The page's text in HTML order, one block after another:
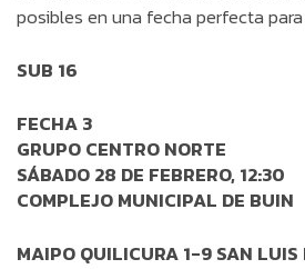
posibles en una fecha perfecta
SUB 16
FECHA 3
GRUPO CENTRO NORTE
SÁBADO 28 DE FEBRERO, 12:30
COMPLEJO MUNICIPAL DE BUIN
MAIPO QUILICURA 1-9 SAN